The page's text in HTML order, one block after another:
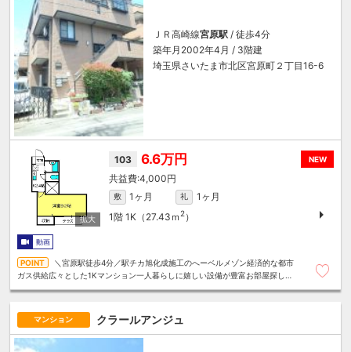
ＪＲ高崎線宮原駅 / 徒歩4分
築年月2002年4月 / 3階建
埼玉県さいたま市北区宮原町２丁目16-6
NEW
103 6.6万円
4,000円
敷 1ヶ月 礼
1ヶ月
1階 1K（27.43ｍ 2）
動画
＼宮原駅徒歩4分／駅チカ旭化成施工のへーベルメゾン経済的な都市
ガス供給広々とした1Kマンション一人暮らしに嬉しい設備が豊富お部屋探しは
マンション クラールアンジュ